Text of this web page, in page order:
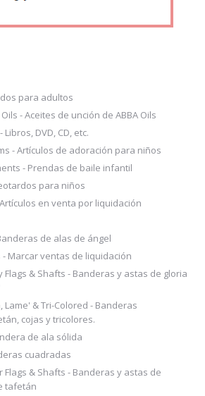
product
para adultos
- Aceites de unción de ABBA Oils
Libros, DVD, CD, etc.
- Artículos de adoración para niños
- Prendas de baile infantil
para niños
en venta por liquidación
de alas de ángel
- Marcar ventas de liquidación
Flags & Shafts - Banderas y astas de gloria
Lame' & Tri-Colored - Banderas
cojas y tricolores.
de ala sólida
cuadradas
Flags & Shafts - Banderas y astas de
tafetán